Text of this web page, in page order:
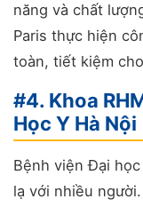
năng và chất
Paris thực hiện
toàn, tiết kiệm
#4. Khoa
Học Y Hà Nội
Bệnh viện Đại
lạ với nhiều